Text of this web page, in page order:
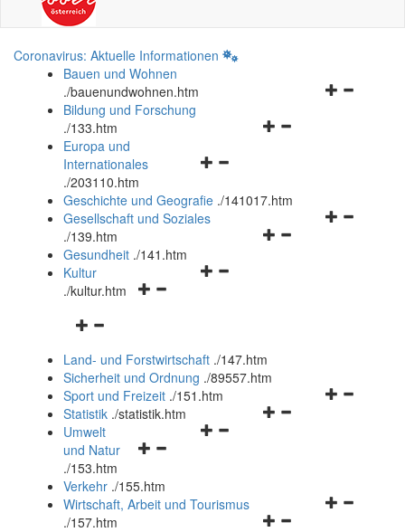
Coronavirus: Aktuelle Informationen
Bauen und Wohnen
./bauenundwohnen.htm
Navigationsmenü
Bildung und Forschung
./133.htm
Navigationsmenü
und
schließen
Europa und
Internationales
./203110.htm
Geschichte und Geografie ./141017.htm
Navigationsmenü
Gesellschaft und Soziales
./139.htm
Navigationsmenü
Gesundheit ./141.htm
Navigationsmenü
Kultur
./kultur.htm
Navigationsmenü
und
schließen
Land- und Forstwirtschaft ./147.htm
Sicherheit und Ordnung ./89557.htm
Navigationsmenü
Sport und Freizeit ./151.htm
Navigationsmenü
Statistik ./statistik.htm
Navigationsmenü
und
schließen
Umwelt
und Natur
./153.htm
Verkehr ./155.htm
Navigationsmenü
Wirtschaft, Arbeit und Tourismus
./157.htm